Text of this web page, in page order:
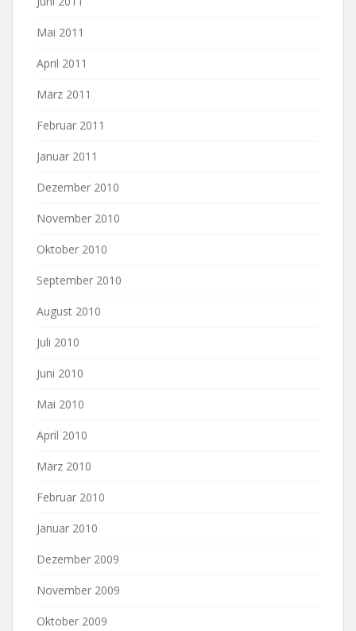
Mai 2011
April 2011
März 2011
Februar 2011
Januar 2011
Dezember 2010
November 2010
Oktober 2010
September 2010
August 2010
Juli 2010
Juni 2010
Mai 2010
April 2010
März 2010
Februar 2010
Januar 2010
Dezember 2009
November 2009
Oktober 2009